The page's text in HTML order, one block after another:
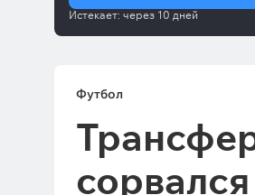
Истекает: через 10 дней
Футбол
сорвался